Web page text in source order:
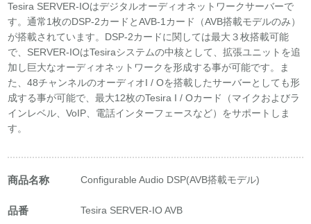
Tesira SERVER-IOはデジタルオーディオネットワークサーバーで
す。通常1枚のDSP-2カードとAVB-1カード（AVB搭載モデルのみ）
が搭載されています。DSP-2カードに関しては最大３枚搭載可能
で、SERVER-IOはTesiraシステムの中核として、拡張ユニットを追
加し巨大なオーディオネットワークを形成する事が可能です。ま
た、48チャンネルのオーディオI / Oを搭載したサーバーとしても形
成する事が可能で、最大12枚のTesira I / Oカード（マイクおよびラ
インレベル、VoIP、電話インターフェースなど）をサポートしま
す。
商品名称 Configurable Audio DSP(AVB搭載モデル)
品番 Tesira SERVER-IO AVB